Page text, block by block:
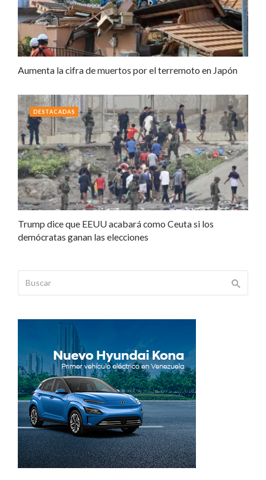
Aumenta la cifra de muertos por el terremoto en Japón
Trump dice que EEUU acabará como Ceuta si los
demócratas ganan las elecciones
DESTACADAS